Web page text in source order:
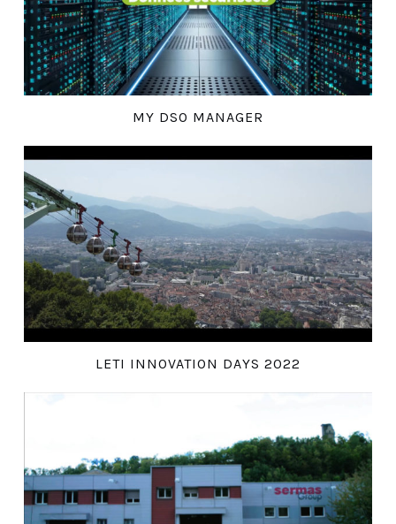
MY DSO MANAGER
LETI INNOVATION DAYS 2022